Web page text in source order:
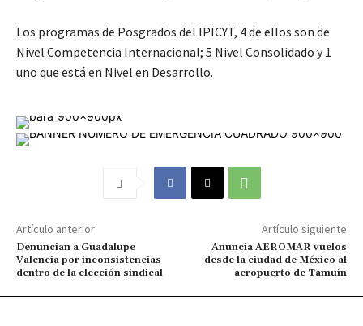
Los programas de Posgrados del IPICYT, 4 de ellos son de
Nivel Competencia Internacional; 5 Nivel Consolidado y 1
uno que está en Nivel en Desarrollo.
Artículo anterior
Denuncian a Guadalupe
Valencia por inconsistencias
dentro de la elección sindical
Artículo siguiente
Anuncia AEROMAR vuelos
desde la ciudad de México al
aeropuerto de Tamuín